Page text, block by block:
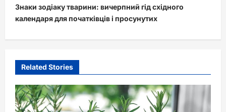
n
a
v
g
a
t
Знаки зодіаку тварини: вичерпний гід східного
календаря для початківців і просунутих
Related Stories